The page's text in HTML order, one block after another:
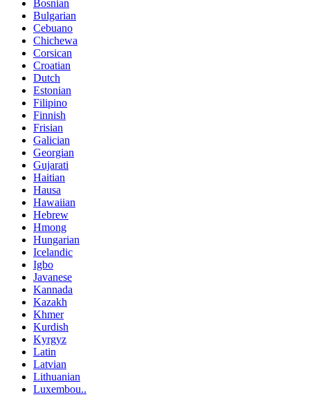
Bosnian
Bulgarian
Cebuano
Chichewa
Corsican
Croatian
Dutch
Estonian
Filipino
Finnish
Frisian
Galician
Georgian
Gujarati
Haitian
Hausa
Hawaiian
Hebrew
Hmong
Hungarian
Icelandic
Igbo
Javanese
Kannada
Kazakh
Khmer
Kurdish
Kyrgyz
Latin
Latvian
Lithuanian
Luxembou..